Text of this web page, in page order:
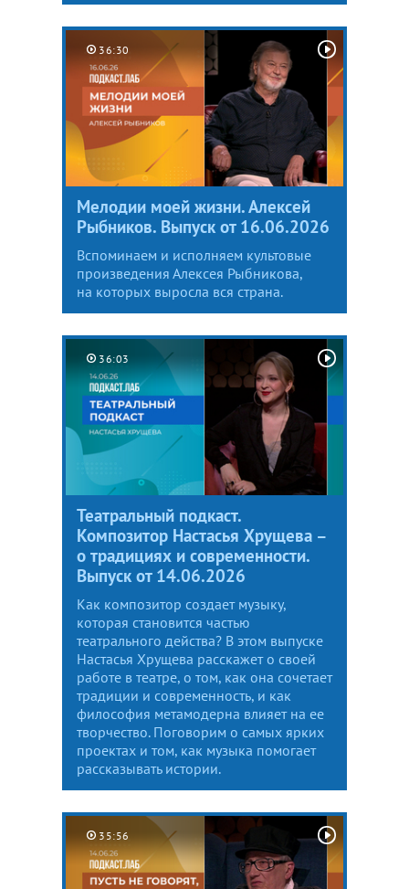
36:30
Мелодии моей жизни. Алексей
Рыбников. Выпуск от 16.06.2026
Вспоминаем и исполняем культовые
произведения Алексея Рыбникова,
на которых выросла вся страна.
36:03
Театральный подкаст.
Композитор Настасья Хрущева –
о традициях и современности.
Выпуск от 14.06.2026
Как композитор создает музыку,
которая становится частью
театрального действа? В этом выпуске
Настасья Хрущева расскажет о своей
работе в театре, о том, как она сочетает
традиции и современность, и как
философия метамодерна влияет на ее
творчество. Поговорим о самых ярких
проектах и том, как музыка помогает
рассказывать истории.
35:56